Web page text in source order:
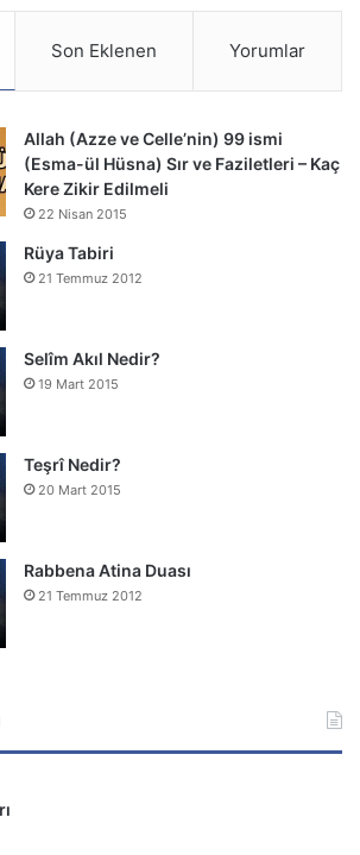
Son Eklenen Yorumlar
Allah (Azze ve Celle’nin) 99 ismi
(Esma-ül Hüsna) Sır ve Faziletleri – Kaç
Kere Zikir Edilmeli
22 Nisan 2015
Rüya Tabiri
21 Temmuz 2012
Selîm Akıl Nedir?
19 Mart 2015
Teşrî Nedir?
20 Mart 2015
Rabbena Atina Duası
21 Temmuz 2012